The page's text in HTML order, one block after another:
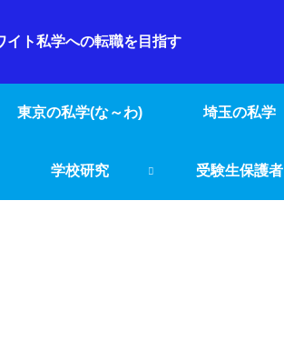
イト私学への転職を目指す
東京の私学(な～わ) 埼玉の私学
学校研究 受験生保護者